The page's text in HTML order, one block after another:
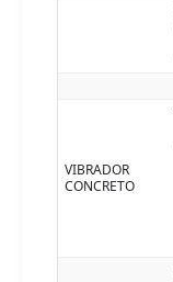
VIBRADOR
CONCRETO